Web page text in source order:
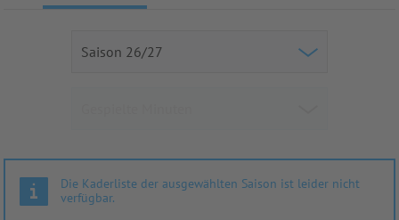
Die Kaderliste der ausgewählten Saison ist leider nicht
verfügbar.